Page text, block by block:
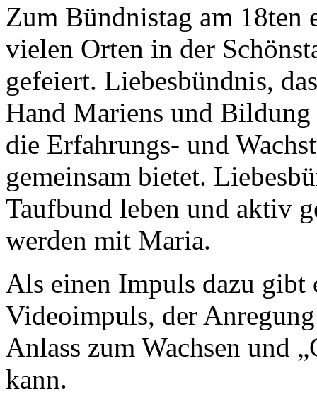
Zum Bündnistag am 18ten
vielen Orten in der
gefeiert. Liebesbündnis,
Hand Mariens und Bildung
die Erfahrungs- und
gemeinsam bietet.
Taufbund leben und aktiv
werden mit Maria.
Als einen Impuls dazu gibt
Videoimpuls, der
Anlass zum Wachsen und
kann.